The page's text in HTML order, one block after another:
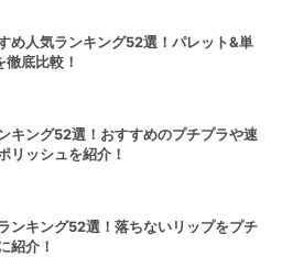
め人気ランキング52選！パレット&単
底比較！
キング52選！おすすめのプチプラや速
リッシュを紹介！
ンキング52選！落ちないリップをプチ
紹介！